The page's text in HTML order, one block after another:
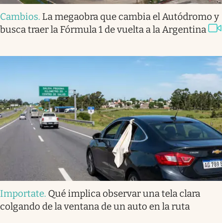
Cambios. La megaobra que cambia el Autódromo y
busca traer la Fórmula 1 de vuelta a la Argentina
Importate. Qué implica observar una tela clara
colgando de la ventana de un auto en la ruta